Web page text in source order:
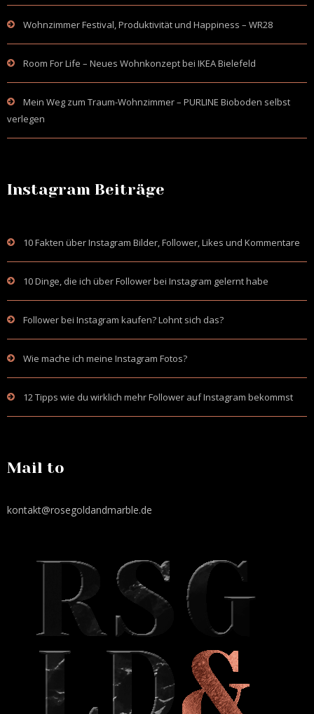
Wohnzimmer Festival, Produktivität und Happiness – WR28
Room For Life – Neues Wohnkonzept bei IKEA Bielefeld
Mein Weg zum Traum-Wohnzimmer – PURLINE Bioboden selbst
verlegen
Instagram Beiträge
10 Fakten über Instagram Bilder, Follower, Likes und Kommentare
10 Dinge, die ich über Follower bei Instagram gelernt habe
Follower bei Instagram kaufen? Lohnt sich das?
Wie mache ich meine Instagram Fotos?
12 Tipps wie du wirklich mehr Follower auf Instagram bekommst
Mail to
kontakt@rosegoldandmarble.de